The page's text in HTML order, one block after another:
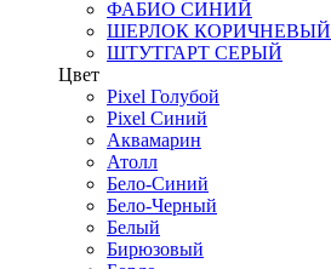
ФАБИО СИНИЙ
ШЕРЛОК КОРИЧНЕВЫЙ
ШТУТГАРТ СЕРЫЙ
Цвет
Pixel Голубой
Pixel Синий
Аквамарин
Атолл
Бело-Синий
Бело-Черный
Белый
Бирюзовый